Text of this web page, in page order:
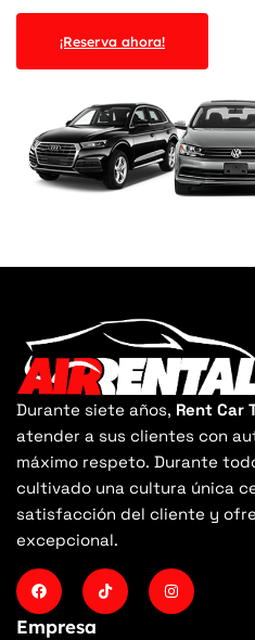
¡Reserva ahora!
Durante siete años, Rent Car
atender a sus clientes con
máximo respeto. Durante
cultivado una cultura única
satisfacción del cliente y
excepcional.
Empresa